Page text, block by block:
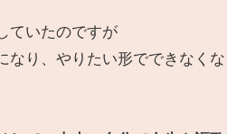
ていたのですが
なり、やりたい形でできなくな